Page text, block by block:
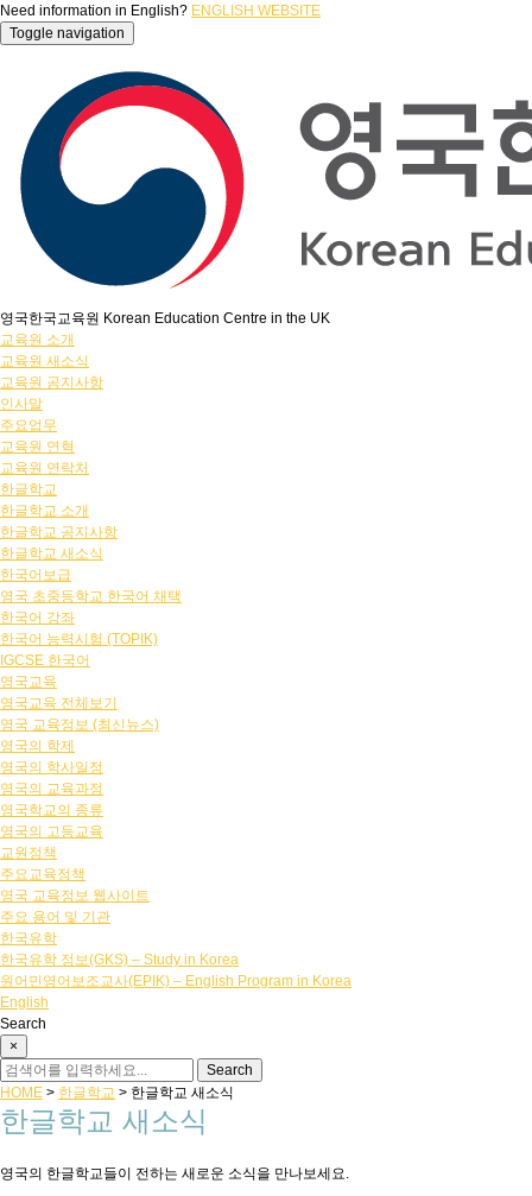
Need information in English? ENGLISH WEBSITE
Toggle navigation
영국한국교육원 Korean Education Centre in the UK
교육원 소개
교육원 새소식
교육원 공지사항
인사말
주요업무
교육원 연혁
교육원 연락처
한글학교
한글학교 소개
한글학교 공지사항
한글학교 새소식
한국어보급
영국 초중등학교 한국어 채택
한국어 강좌
한국어 능력시험 (TOPIK)
IGCSE 한국어
영국교육
영국교육 전체보기
영국 교육정보 (최신뉴스)
영국의 학제
영국의 학사일정
영국의 교육과정
영국학교의 종류
영국의 고등교육
교원정책
주요교육정책
영국 교육정보 웹사이트
주요 용어 및 기관
한국유학
한국유학 정보(GKS) – Study in Korea
원어민영어보조교사(EPIK) – English Program in Korea
English
Search
×
HOME > 한글학교 > 한글학교 새소식
한글학교 새소식
영국의 한글학교들이 전하는 새로운 소식을 만나보세요.